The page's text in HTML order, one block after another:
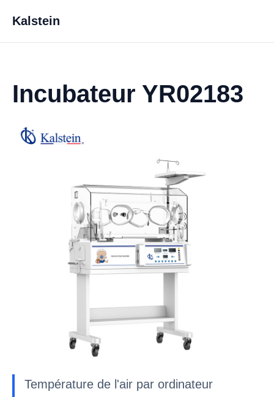
Kalstein
Incubateur YR02183
Température de l'air par ordinateur